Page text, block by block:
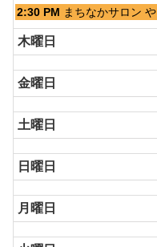
水
曜
日,
8
月
12th
2026
2:30 PM まちなかサロン
木曜日
金曜日
土曜日
日曜日
月曜日